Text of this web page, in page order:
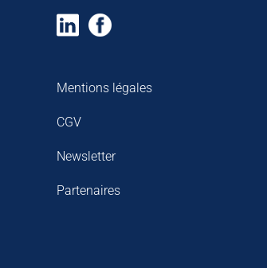
Mentions légales
CGV
Newsletter
Partenaires